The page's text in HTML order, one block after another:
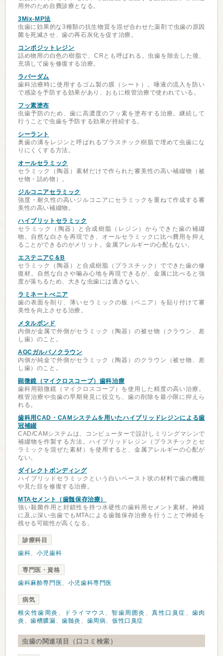
用外のため自費診療となる。
3Mix-MP法
虫歯に効果的な3種類の抗生物質を混ぜ合わせた薬剤で虫歯の原因
菌を死滅させ、歯の再石灰化を促す治療。
コンポジットレジン
詰め物用の白色の樹脂で、CRとも呼ばれる。虫歯を除去した後、
充填して歯を修復する治療。
ラバーダム
歯科治療時に使用するゴム製の膜（シート）。唾液の流入を防い
で感染を予防する効果があり、おもに根管治療で使われている。
フッ素塗布
虫歯予防のため、歯に高濃度のフッ素を塗布する治療。継続して
行うことで虫歯を予防する効果が持続する。
シーラント
奥歯の溝をレジンと呼ばれるプラスチック樹脂で埋めて虫歯にな
りにくくする方法。
オールセラミック
セラミック（陶器）素材だけで作られた審美性の高い補綴物（被
せ物・詰め物）。
ジルコニアセラミック
強度・耐久性の高いジルコニアにセラミックを重ねて作成する審
美性の高い補綴物。
ハイブリットセラミック
セラミック（陶器）と合成樹脂（レジン）からできた歯の補綴
物。自然な白さを再現でき、オールセラミックに比べ費用を抑え
ることができるのがメリット。金属アレルギーの心配もない。
エステニアC＆B
セラミック（陶器）と合成樹脂（プラスチック）でできた歯の修
復材。自然な白さや噛み心地を再現できるが、金属に比べると強
度が落ちるため、大きな虫歯には適さない。
ラミネートべニア
歯の表面を削り、薄いセラミックの板（ベニア）を貼り付けて審
美性を向上させる治療。
メタルボンド
内側が金属で外側がセラミック（陶器）の被せ物（クラウン、差
し歯）のこと。
AGCガルバノクラウン
内側が純金で外側がセラミック（陶器）のクラウン（被せ物、差
し歯）のこと。
顕微鏡（マイクロスコープ）歯科治療
歯科用顕微鏡（マイクロスコープ）を使用した精度の高い治療。
根管治療や虫歯の早期発見に役立ち、歯の削除を最小限に抑えら
れる。
歯科用CAD・CAMシステムを用いたハイブリッドレジンによる歯
冠補綴
CAD/CAMシステムは、コンピューターで設計しミリングマシンで
補綴物を作製する方法。ハイブリッドレジン（プラスチックとセ
ラミックを混ぜた素材）を使用すると、金属アレルギーの心配が
ない。
ダイレクトボンディング
ハイブリッドセラミックという白いペースト状の材料で歯の機能
や見た目を修復する治療。
MTAセメント（歯髄保存治療）
強い殺菌作用と封鎖性を持つ水硬性の歯科用セメント素材。神経
に及ぶ深い虫歯でもMTAによる歯髄保存治療を行うことで神経を
残せる可能性が高くなる。
診療科目
歯科、 小児歯科
専門医・資格
歯科麻酔専門医、 小児歯科専門医
病気
根尖性歯周炎 、 ドライマウス 、智歯周囲炎 、真性口臭症 、 歯肉
炎 、歯槽膿漏、歯髄炎 、 歯周病、仮性口臭症
虫歯の関連項目（口コミ検索）